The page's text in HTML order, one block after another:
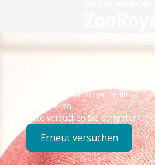
Technisches
Es ist ein technischer Fehler
bereits dran.
Bitte versuchen Sie es später
Erneut versuchen